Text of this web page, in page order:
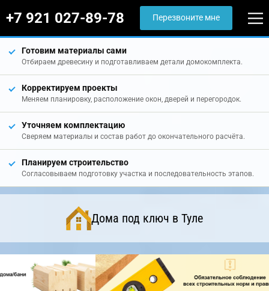
+7 921 027-89-78 Перезвоните мне
Готовим материалы сами
Отбираем древесину и подготавливаем детали домокомплекта.
Корректируем проекты
Меняем планировку, расположение окон, дверей и перегородок.
Уточняем комплектацию
Сверяем материалы и состав работ до окончательного расчёта.
Планируем строительство
Согласовываем подготовку участка и последовательность этапов.
Дома под ключ в Туле